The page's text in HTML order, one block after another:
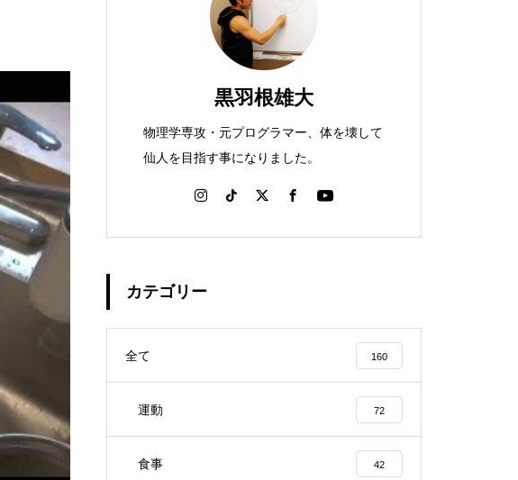
黒羽根雄大
物理学専攻・元プログラマー、体を壊して
仙人を目指す事になりました。
カテゴリー
全て 160
運動 72
食事 42